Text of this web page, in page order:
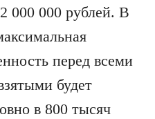
000 000 рублей. В
перед всеми
будет
в 800 тысяч